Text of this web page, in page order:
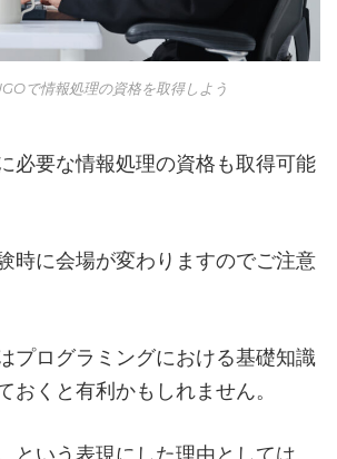
で情報処理の資格を取得しよう
必要な情報処理の資格も取得可能
時に会場が変わりますのでご注意
プログラミングにおける基礎知識
おくと有利かもしれません。